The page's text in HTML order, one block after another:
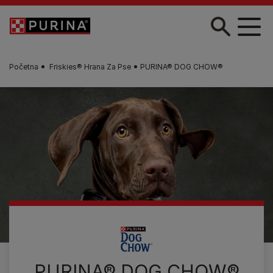
Skip to main content
Početna Friskies® Hrana Za Pse​ PURINA® DOG CHOW®